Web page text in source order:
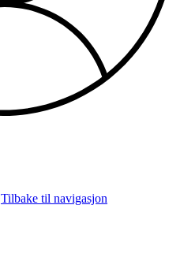
Tilbake til navigasjon